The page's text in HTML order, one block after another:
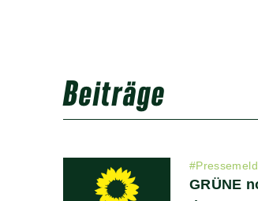
Beiträge
#
GRÜNE